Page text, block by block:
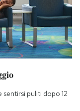
sentirsi puliti dopo 12